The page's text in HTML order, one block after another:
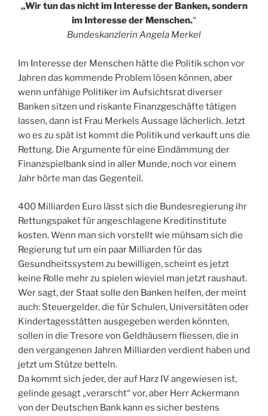
„Wir tun das nicht im Interesse der Banken, sondern
im Interesse der Menschen.“
Bundeskanzlerin Angela Merkel
Im Interesse der Menschen hätte die Politik schon vor
Jahren das kommende Problem lösen können, aber
wenn unfähige Politiker im Aufsichtsrat diverser
Banken sitzen und riskante Finanzgeschäfte tätigen
lassen, dann ist Frau Merkels Aussage lächerlich. Jetzt
wo es zu spät ist kommt die Politik und verkauft uns die
Rettung. Die Argumente für eine Eindämmung der
Finanzspielbank sind in aller Munde, noch vor einem
Jahr hörte man das Gegenteil.
400 Milliarden Euro lässt sich die Bundesregierung ihr
Rettungspaket für angeschlagene Kreditinstitute
kosten. Wenn man sich vorstellt wie mühsam sich die
Regierung tut um ein paar Milliarden für das
Gesundheitssystem zu bewilligen, scheint es jetzt
keine Rolle mehr zu spielen wieviel man jetzt raushaut.
Wer sagt, der Staat solle den Banken helfen, der meint
auch: Steuergelder, die für Schulen, Universitäten oder
Kindertagesstätten ausgegeben werden könnten,
sollen in die Tresore von Geldhäusern fliessen, die in
den vergangenen Jahren Milliarden verdient haben und
jetzt um Stütze betteln.
Da kommt sich jeder, der auf Harz IV angewiesen ist,
gelinde gesagt „verarscht“ vor, aber Herr Ackermann
von der Deutschen Bank kann es sicher bestens